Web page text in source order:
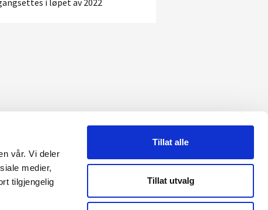
vår. Vi deler
medier,
tilgjengelig
Tillat alle
Tillat utvalg
i løpet av 2022
RME
Reguleringsmyndigheten